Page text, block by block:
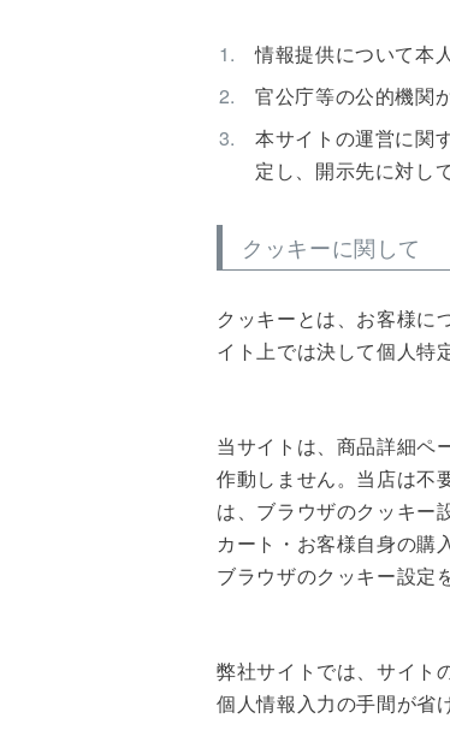
情報提供について本
官公庁等の公的機関
本サイトの運営に関
定し、開示先に対し
クッキーに関して
クッキーとは、お客様に
イト上では決して個人特
当サイトは、商品詳細ペ
作動しません。当店は不
は、ブラウザのクッキー
カート・お客様自身の購
ブラウザのクッキー設定
弊社サイトでは、サイト
個人情報入力の手間が省